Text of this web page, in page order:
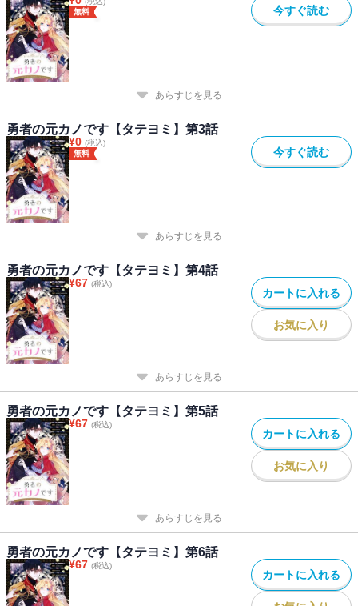
無料
今すぐ読む
あらすじを見る
勇者の元カノです【タテヨミ】第3話
¥0 (税込)
無料
今すぐ読む
あらすじを見る
勇者の元カノです【タテヨミ】第4話
¥67 (税込)
カートに入れる
お気に入り
あらすじを見る
勇者の元カノです【タテヨミ】第5話
¥67 (税込)
カートに入れる
お気に入り
あらすじを見る
勇者の元カノです【タテヨミ】第6話
¥67 (税込)
カートに入れる